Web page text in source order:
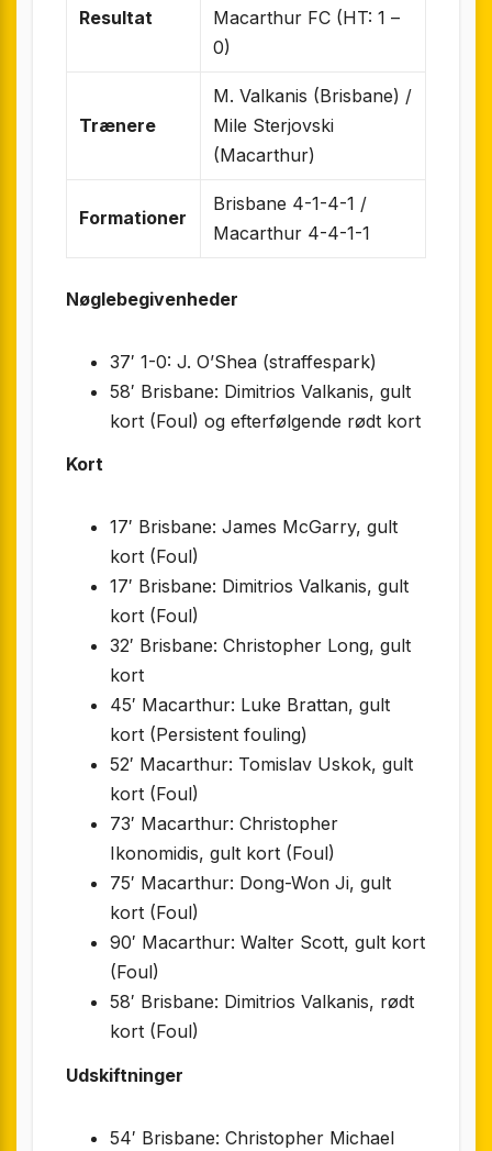
Resultat
Macarthur FC (HT: 1 –
0)
Trænere
M. Valkanis (Brisbane) /
Mile Sterjovski
(Macarthur)
Formationer
Brisbane 4-1-4-1 /
Macarthur 4-4-1-1
Nøglebegivenheder
37′ 1-0: J. O’Shea (straffespark)
58′ Brisbane: Dimitrios Valkanis, gult
kort (Foul) og efterfølgende rødt kort
Kort
17′ Brisbane: James McGarry, gult
kort (Foul)
17′ Brisbane: Dimitrios Valkanis, gult
kort (Foul)
32′ Brisbane: Christopher Long, gult
kort
45′ Macarthur: Luke Brattan, gult
kort (Persistent fouling)
52′ Macarthur: Tomislav Uskok, gult
kort (Foul)
73′ Macarthur: Christopher
Ikonomidis, gult kort (Foul)
75′ Macarthur: Dong-Won Ji, gult
kort (Foul)
90′ Macarthur: Walter Scott, gult kort
(Foul)
58′ Brisbane: Dimitrios Valkanis, rødt
kort (Foul)
Udskiftninger
54′ Brisbane: Christopher Michael